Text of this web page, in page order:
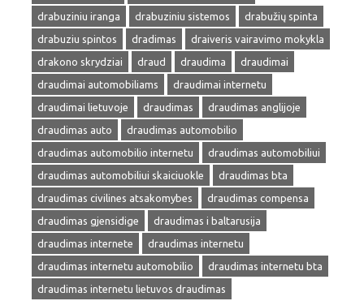
drabuziniu iranga
drabuziniu sistemos
drabužių spinta
drabuziu spintos
dradimas
draiveris vairavimo mokykla
drakono skrydziai
draud draudima
draudimai
draudimai automobiliams
draudimai internetu
draudimai lietuvoje
draudimas
draudimas anglijoje
draudimas auto
draudimas automobilio
draudimas automobilio internetu
draudimas automobiliui
draudimas automobiliui skaiciuokle
draudimas bta
draudimas civilines atsakomybes
draudimas compensa
draudimas gjensidige
draudimas i baltarusija
draudimas internete
draudimas internetu
draudimas internetu automobilio
draudimas internetu bta
draudimas internetu lietuvos draudimas